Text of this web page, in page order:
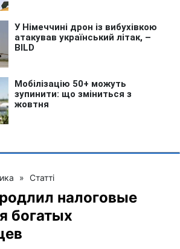
» Статті
налоговые
богатых